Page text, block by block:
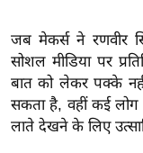
सा
ल
श
ख्सि
जब मेकर्स ने रणवीर
सोशल मीडिया पर
बात को लेकर पक्के
सकता है, वहीं कई लोग
लाते देखने के लिए